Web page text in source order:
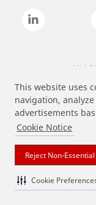
This website uses
navigation,
advertisements
Cookie Notice
Reject Non-
Cookie
상기